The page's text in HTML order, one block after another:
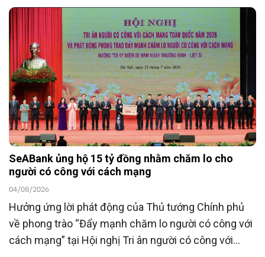
SeABank ủng hộ 15 tỷ đồng nhằm chăm lo cho
người có công với cách mạng
04/08/2026
Hưởng ứng lời phát động của Thủ tướng Chính phủ
về phong trào “Đẩy mạnh chăm lo người có công với
cách mạng” tại Hội nghị Tri ân người có công với